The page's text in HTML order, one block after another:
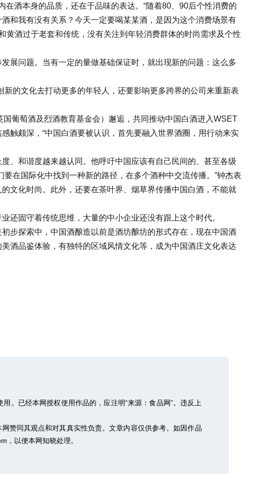
酒本身的品质，还在于品味的表达。“随着80、90后个性消费的
和我有没有关系？今天一定要喝某某酒，是因为这个消费场景有
酒过于老套和传统，没有关注到年轻消费群体的时尚需求及个性
问题。当有一定的量做基础保证时，就出现新的问题：这么多
的文化去打动更多的年轻人，还要影响更多跨界的公司来重新表
葡萄酒及烈酒教育基金会）邂逅，共同推动中国白酒进入WSET
触颇深，“中国白酒要被认识，首先要融入世界酒圈，用行动来实
和谐度越来越认同。他呼吁中国应该有自己民间的、甚至各级
在国际化中找到一种新的路径，在多个酒种中交流传播。”钟杰表
文化时尚。此外，还要在茶叶界、烟草界传播中国白酒，不能就
固守着传统思维，大量的中小企业还没有跟上这个时代。
探索中，中国酒酿造以前是酒坊酿坊的形式存在，现在中国酒
酒品鉴体验，有独特的区域风情文化等，成为中国酒庄文化表达
。已经本网授权使用作品的，应注明“来源：食品网”。违反上
赞同其观点和对其真实性负责。文章内容仅供参考。如因作品
，以便本网知晓处理。